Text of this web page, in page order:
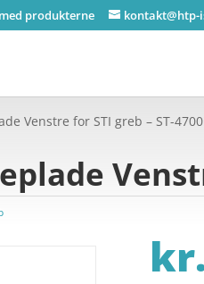
produkterne kontakt@htp-
Venstre for STI greb – ST-4700
kr.